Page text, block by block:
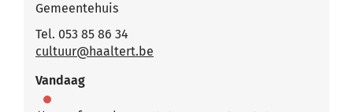
Gemeentehuis
Tel. 053 85 86 34
E-
cultuur@haaltert.be
Vandaag